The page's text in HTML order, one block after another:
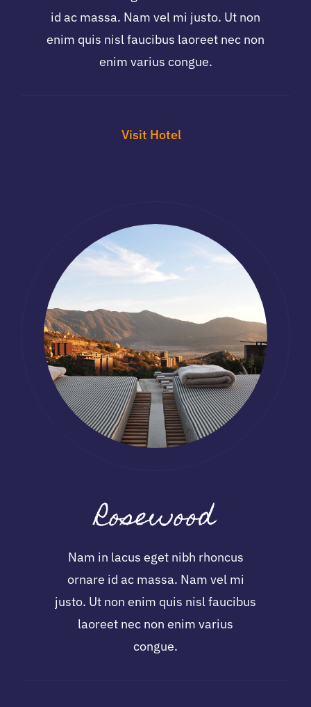
id ac massa. Nam vel mi justo. Ut non
enim quis nisl faucibus laoreet nec non
enim varius congue.
Visit Hotel
Rosewood
Nam in lacus eget nibh rhoncus
ornare id ac massa. Nam vel mi
justo. Ut non enim quis nisl faucibus
laoreet nec non enim varius
congue.